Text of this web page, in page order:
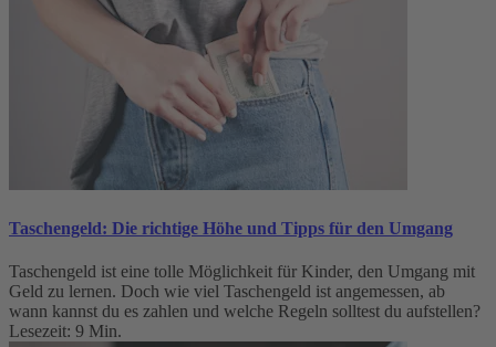
Taschengeld: Die richtige Höhe und Tipps für den Umgang
Taschengeld ist eine tolle Möglichkeit für Kinder, den Umgang mit
Geld zu lernen. Doch wie viel Taschengeld ist angemessen, ab
wann kannst du es zahlen und welche Regeln solltest du aufstellen?
Lesezeit: 9 Min.